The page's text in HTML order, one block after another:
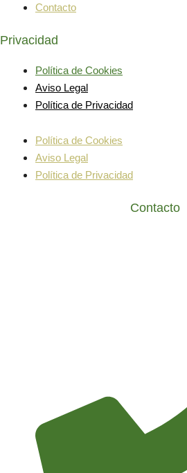
Contacto
Privacidad
Política de Cookies
Aviso Legal
Política de Privacidad
Política de Cookies
Aviso Legal
Política de Privacidad
Contacto